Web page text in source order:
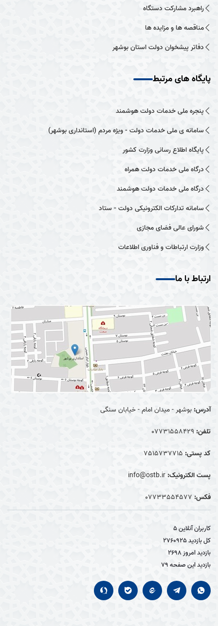
راهبرد مشارکت دستگاه
مناقصه ها و مزایده ها
دفاتر پیشخوان دولت استان بوشهر
پایگاه های مرتبط
پنجره ملی خدمات دولت هوشمند
سامانه ی ملی خدمات دولت - ویژه مردم (استانداری بوشهر)
پایگاه اطلاع رسانی وزارت کشور
درگاه ملی خدمات دولت همراه
درگاه ملی خدمات دولت هوشمند
سامانه تدارکات الکترونیکی دولت - ستاد
شورای عالی فضای مجازی
وزارت ارتباطات و فناوری اطلاعات
ارتباط با ما
آدرس: بوشهر - میدان امام - خیابان سنگی
تلفن: 07731558429
کد پستی: 7515737715
پست الکترونیک: info@ostb.ir
فکس: 07733554577
کاربران آنلاین5
کل بازدید2760925
بازدید امروز2698
بازدید این صفحه79